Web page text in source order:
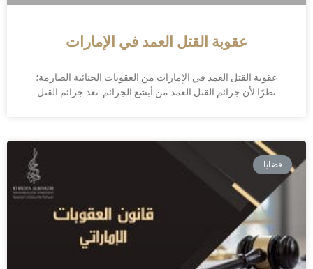
عقوبة القتل العمد في الإمارات
عقوبة القتل العمد في الإمارات من العقوبات الجنائية الصارمة؛
نظرًا لأن جرائم القتل العمد من أبشع الجرائم. تعد جرائم القتل
قضايا